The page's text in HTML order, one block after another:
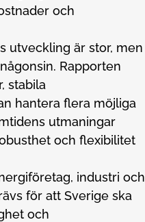
och
utveckling är stor, men
Rapporten
stabila
hantera flera möjliga
utmaningar
och flexibilitet
industri och
för att Sverige ska
och